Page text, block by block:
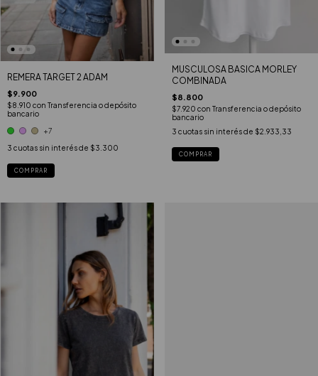
REMERA TARGET 2 ADAM
$9.900
$8.910 con Transferencia o depósito
bancario
+7
3 cuotas sin interés de $3.300
COMPRAR
MUSCULOSA BASICA MORLEY
COMBINADA
$8.800
$7.920 con Transferencia o depósito
bancario
3 cuotas sin interés de $2.933,33
COMPRAR